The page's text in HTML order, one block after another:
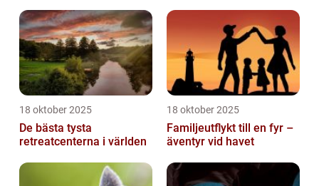
18 oktober 2025
De bästa tysta
retreatcenterna i världen
18 oktober 2025
Familjeutflykt till en fyr –
äventyr vid havet